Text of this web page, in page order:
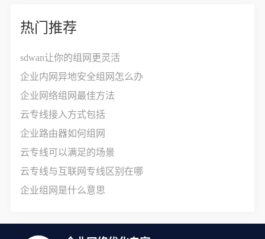
热门推荐
sdwan让你的组网更灵活
企业内网异地安全组网怎么办
企业网络组网最佳方法
云专线接入方式包括
企业路由器如何组网
云专线可以满足的场景
云专线与互联网专线区别在哪
企业组网是什么意思